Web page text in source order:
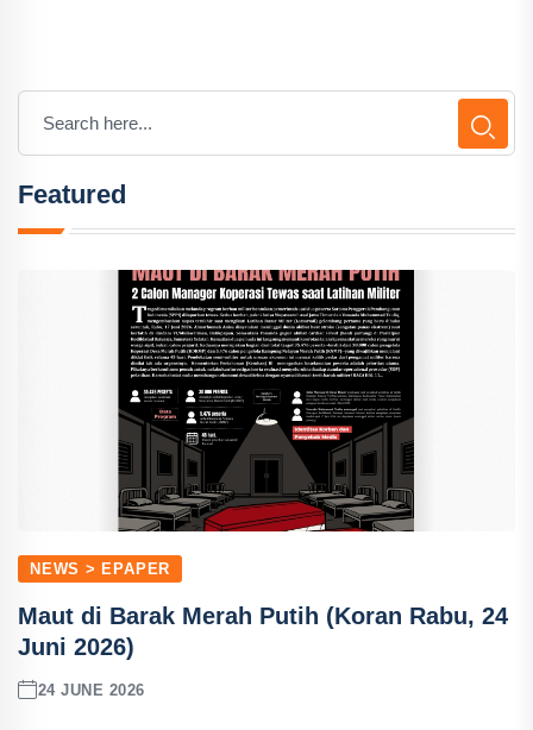
Featured
NEWS > EPAPER
Maut di Barak Merah Putih (Koran Rabu, 24
Juni 2026)
24 JUNE 2026